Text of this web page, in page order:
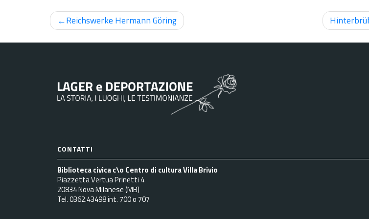
Navigazione
articoli
Reichswerke Hermann Göring
CONTATTI
Biblioteca civica c\o Centro di cultura Villa Brivio
Piazzetta Vertua Prinetti 4
20834 Nova Milanese (MB)
Tel. 0362.43498 int. 700 o 707